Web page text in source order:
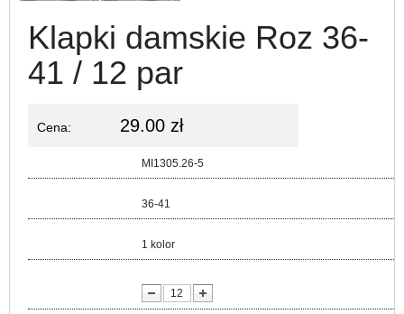
Klapki damskie Roz 36-
41 / 12 par
Cena: 29.00 zł
MI1305.26-5
36-41
1 kolor